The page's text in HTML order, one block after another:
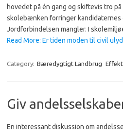
hovedet på én gang og skiftevis tro
skolebænken forringer kandidaternes
Jordforbindelsen mangler. I
Read More: Er tiden moden til civil
Category: Bæredygtigt Landbrug
Giv
En interessant diskussion om